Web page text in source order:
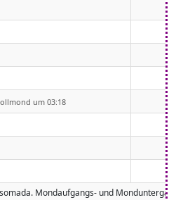
um 03:18
Mondaufgangs- und